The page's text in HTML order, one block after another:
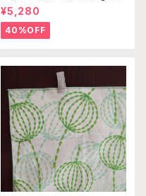
bleエプロン」本体コンイロ×ス
モーキーグリーン※前部分合わ
せて1つのエプロンになります
¥5,280
40%OFF